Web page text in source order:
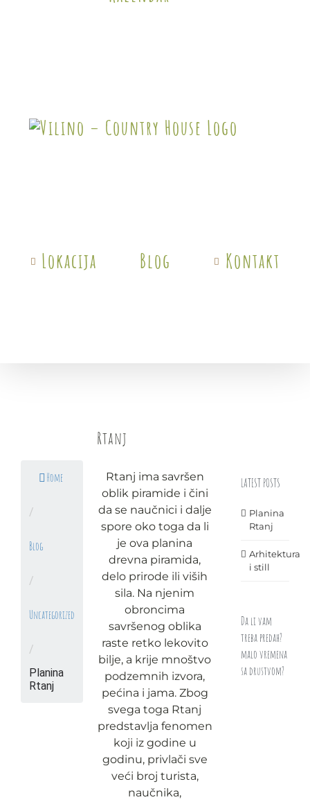
Lokacija Blog Kontakt
Rtanj
Rtanj ima savršen
oblik piramide i čini
da se naučnici i dalje
spore oko toga da li
je ova planina
drevna piramida,
delo prirode ili viših
sila. Na njenim
obroncima
savršenog oblika
raste retko lekovito
bilje, a krije mnoštvo
podzemnih izvora,
pećina i jama. Zbog
svega toga Rtanj
predstavlja fenomen
koji iz godine u
godinu, privlači sve
veći broj turista,
naučnika,
Home
/
Blog
/
Uncategorized
/
Planina
Rtanj
LATEST POSTS
Planina
Rtanj
Arhitektura
i still
Da li vam
treba predah?
malo vremena
sa drustvom?